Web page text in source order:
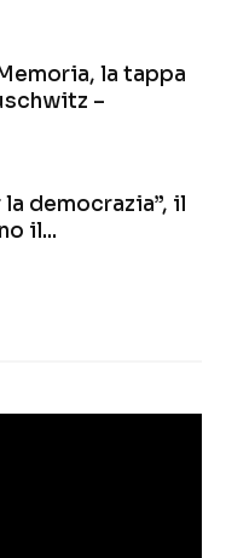
la tappa
–
democrazia”, il
il...